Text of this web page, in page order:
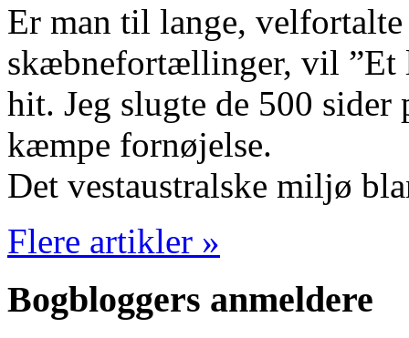
Er man til lange,
skæbnefortællinger, vil ”Et
hit. Jeg slugte de 500
kæmpe fornøjelse.
Det vestaustralske miljø
Flere artikler »
Bogbloggers anmeldere